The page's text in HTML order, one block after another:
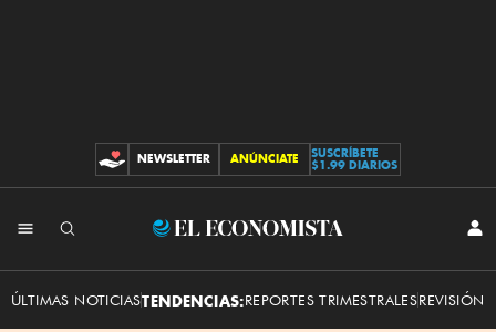
CONTRIBUCIONES
NEWSLETTER ANÚNCIATE
SUSCRÍBETE
$1.99 DIARIOS
El
ÚLTIMAS NOTICIASTENDENCIAS:REPORTES TRIMESTRALESREVISIÓN